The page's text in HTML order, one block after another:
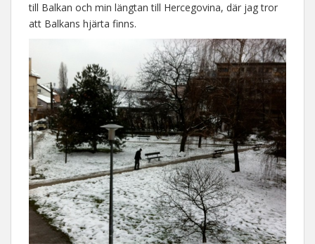
till Balkan och min längtan till Hercegovina, där jag tror
att Balkans hjärta finns.